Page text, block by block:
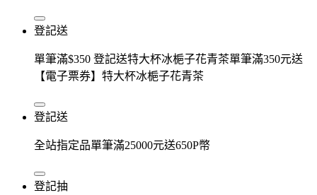
登記送
單筆滿$350 登記送特大杯冰梔子花青茶單筆滿350元送
【電子票券】特大杯冰梔子花青茶
登記送
全站指定品單筆滿25000元送650P幣
登記抽